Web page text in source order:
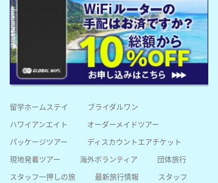
留学ホームステイ
ブライダルワン
ハワイアンエイト
オーダーメイドツアー
パッケージツアー
ディスカウントエアチケット
現地発着ツアー
海外ボランティア
団体旅行
スタッフ一押しの旅
最新旅行情報
スタッフ